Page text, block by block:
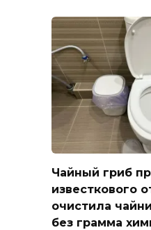
Чайный гриб
известкового
очистила
без грамма